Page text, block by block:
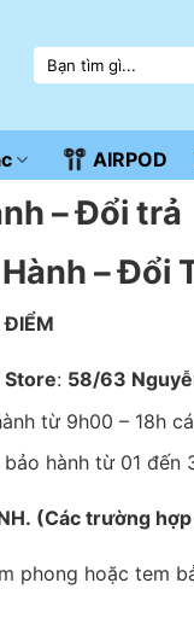
Tìm
kiếm:
AIRPOD
– Đổi trả
– Đổi
ĐIỂM
Store: 58/63
từ 9h00 – 18h
hành từ 01 đến
(Các trường
phong hoặc tem